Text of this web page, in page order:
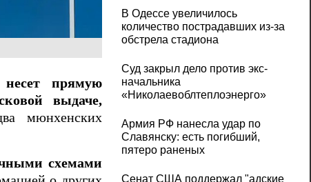
несет прямую
выдаче,
мюнхенских
схемами
В Одессе увеличилось
количество пострадавших из-за
обстрела стадиона
Суд закрыл дело против экс-
начальника
«Николаевоблтеплоэнерго»
Армия РФ нанесла удар по
Славянску: есть погибший,
пятеро раненых
Сенат США поддержал "адские